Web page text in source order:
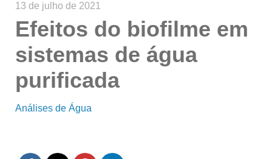
13 de julho de 2021
Efeitos do biofilme em
sistemas de água
purificada
Análises de Água